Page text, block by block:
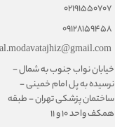
02191550707
09128159458
خیابان نواب جنوب به شمال -
نرسیده به پل امام خمینی -
ساختمان پزشکی تهران - طبقه
همکف واحد ۱۰ و ۱۱